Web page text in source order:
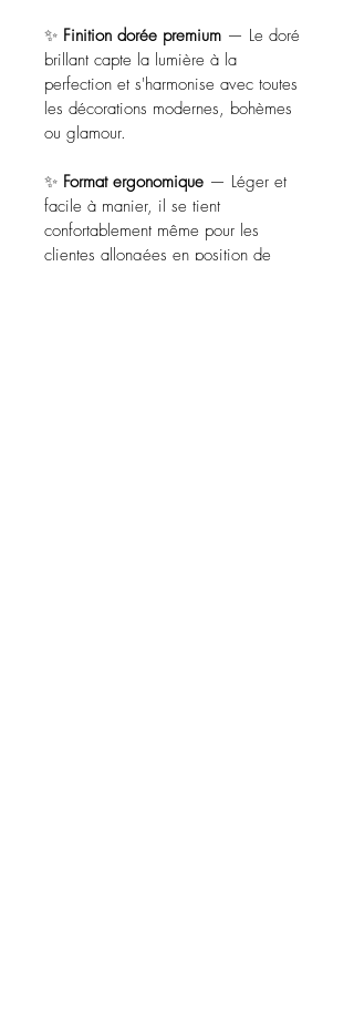
✨ Finition dorée premium — Le doré
brillant capte la lumière à la
perfection et s'harmonise avec toutes
les décorations modernes, bohèmes
ou glamour.
✨ Format ergonomique — Léger et
facile à manier, il se tient
confortablement même pour les
clientes allongées en position de